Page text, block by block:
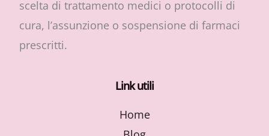
scelta di trattamento medici o protocolli di
cura, l’assunzione o sospensione di farmaci
prescritti.
Link utili
Home